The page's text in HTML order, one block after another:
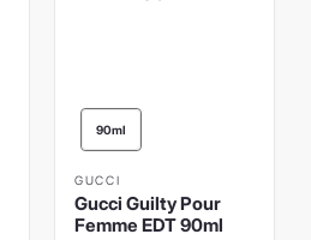
90ml
GUCCI
Gucci Guilty Pour
Femme EDT 90ml